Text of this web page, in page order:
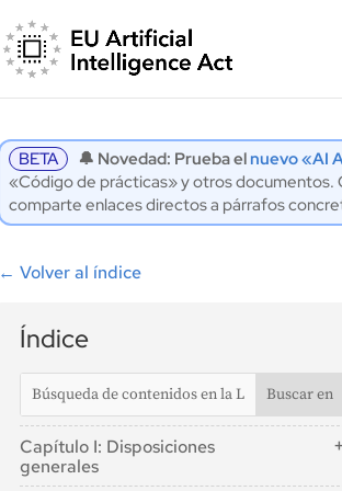
BETA 🔔 Novedad: Prueba elnuevo «AI
«Código de prácticas» y otros documentos.
comparte enlaces directos a párrafos
←Volver al índice
Índice
Capítulo I: Disposiciones
generales